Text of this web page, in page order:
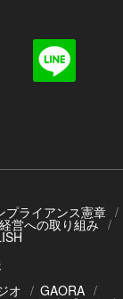
プライアンス憲章
営への取り組み
オ GAORA